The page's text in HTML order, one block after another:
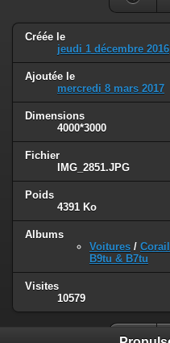
Créée le
jeudi 1 décembre 2016
Ajoutée le
mercredi 8 mars 2017
Dimensions
4000*3000
Fichier
IMG_2851.JPG
Poids
4391 Ko
Albums
Voitures / Corail
B9tu & B7tu
Visites
10579